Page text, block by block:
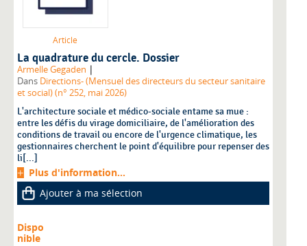
Article
La quadrature du cercle. Dossier
Armelle Gegaden |
Dans Directions- (Mensuel des directeurs du secteur sanitaire
et social) (n° 252, mai 2026)
L'architecture sociale et médico-sociale entame sa mue :
entre les défis du virage domiciliaire, de l'amélioration des
conditions de travail ou encore de l'urgence climatique, les
gestionnaires cherchent le point d'équilibre pour repenser des
li[...]
Plus d'information...
Ajouter à ma sélection
Dispo
nible